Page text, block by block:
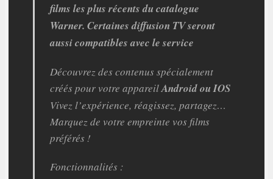
films les plus récents du catalogue
Warner. Certaines diffusion TV seront
aussi compatibles avec le service
Découvrez des contenus spécialement
créés pour votre appareilAndroid ou IOS
Vivez l’expérience, réagissez, partagez…
Marquez de votre empreinte vos films
préférés !
Fonctionnalités :